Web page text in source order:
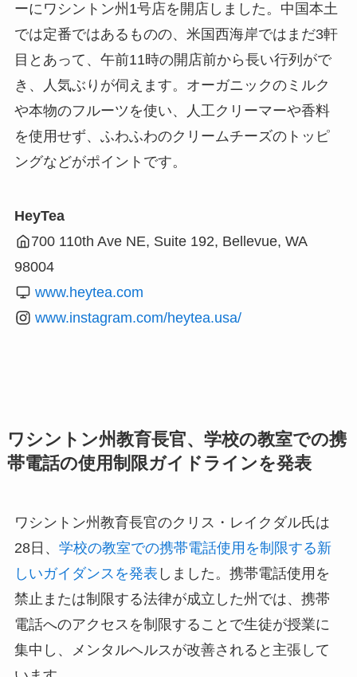
ーにワシントン州1号店を開店しました。中国本土
では定番ではあるものの、米国西海岸ではまだ3軒
目とあって、午前11時の開店前から長い行列がで
き、人気ぶりが伺えます。オーガニックのミルク
や本物のフルーツを使い、人工クリーマーや香料
を使用せず、ふわふわのクリームチーズのトッピ
ングなどがポイントです。
HeyTea
700 110th Ave NE, Suite 192, Bellevue, WA
98004
www.heytea.com
www.instagram.com/heytea.usa/
ワシントン州教育長官、学校の教室での携
帯電話の使用制限ガイドラインを発表
ワシントン州教育長官のクリス・レイクダル氏は
28日、 学校の教室での携帯電話使用を制限する新
しいガイダンスを発表 しました。携帯電話使用を
禁止または制限する法律が成立した州では、携帯
電話へのアクセスを制限することで生徒が授業に
集中し、メンタルヘルスが改善されると主張して